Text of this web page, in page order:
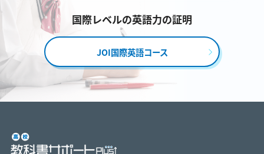
国際レベルの英語力の証明
JOI国際英語コース